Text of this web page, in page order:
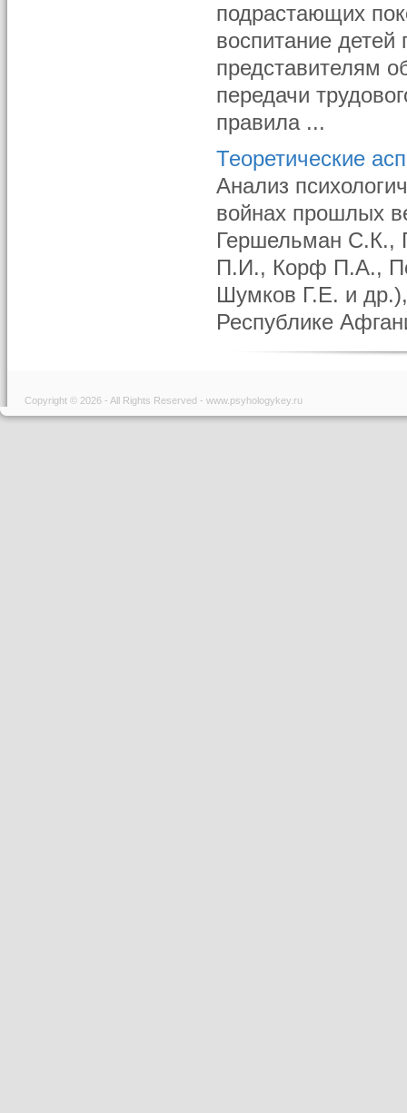
подрастающих
воспитание
представителям
передачи
правила ...
Теоретические
Анализ
войнах прошлых
Гершельман С.К.,
П.И., Корф П.А.,
Шумков Г.Е. и
Республике
Copyright © 2026 - All Rights Reserved - www.psyhologykey.ru